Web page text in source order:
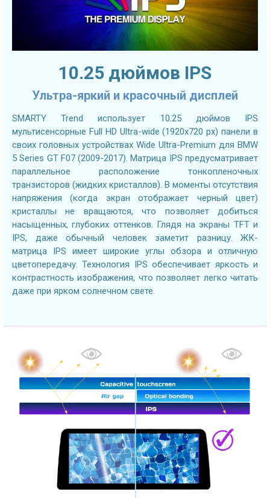
10.25 дюймов IPS
Ультра-яркий и красочный дисплей
SMARTY Trend использует 10.25 дюймов IPS
мультисенсорные Full HD Ultra-wide (1920x720 px) панели в
своих головных устройствах Wide Ultra-Premium для BMW
5 Series GT F07 (2009-2017). Матрица IPS предусматривает
параллельное расположение тонкопленочных
транзисторов (жидких кристаллов). В моменты отсутствия
напряжения (когда экран отображает черный цвет)
кристаллы не вращаются, что позволяет добиться
насыщенных, глубоких оттенков. Глядя на экраны TFT и
IPS, даже обычный человек заметит разницу. ЖК-
матрица IPS имеет широкие углы обзора и отличную
цветопередачу. Технология IPS обеспечивает яркость и
контрастность изображения, что позволяет легко читать
даже при ярком солнечном свете.